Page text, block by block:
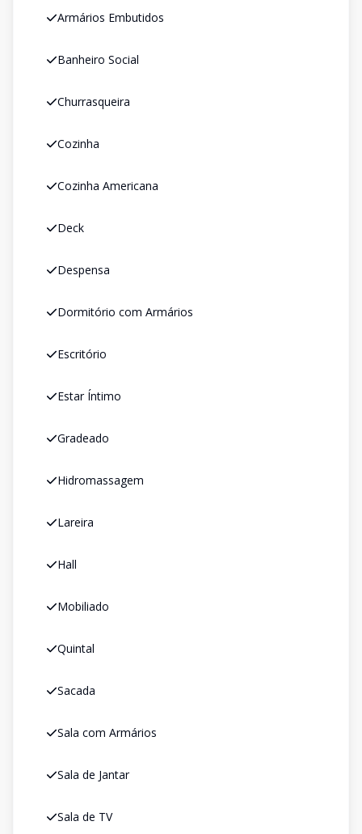
Armários Embutidos
Banheiro Social
Churrasqueira
Cozinha
Cozinha Americana
Deck
Despensa
Dormitório com Armários
Escritório
Estar Íntimo
Gradeado
Hidromassagem
Lareira
Hall
Mobiliado
Quintal
Sacada
Sala com Armários
Sala de Jantar
Sala de TV